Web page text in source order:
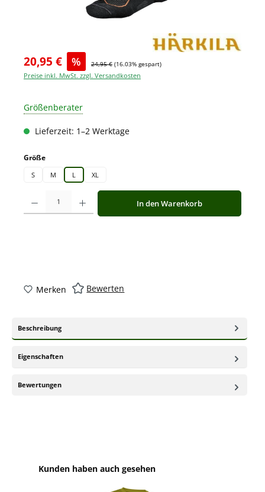
20,95 € % 24,95 € (16.03% gespart)
Preise inkl. MwSt. zzgl. Versandkosten
Größenberater
Lieferzeit: 1–2 Werktage
Größeauswählen
S M L XL
Produkt Anzahl: Gib den gewünschten Wert ein oder benutze die
In den Warenkorb
Merken Bewerten
Beschreibung
Eigenschaften
Bewertungen
Produktgalerie überspringen
Kunden haben auch gesehen